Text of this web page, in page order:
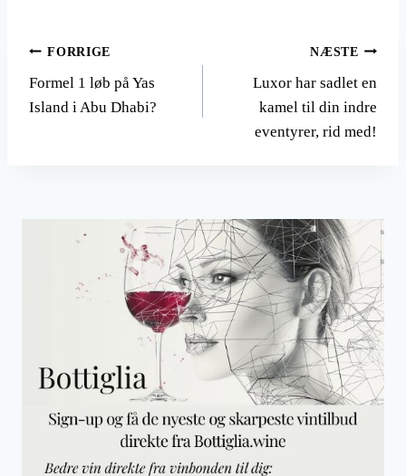
Indlægsnavigation
FORRIGE
Formel 1 løb på Yas
Island i Abu Dhabi?
NÆSTE
Luxor har sadlet en
kamel til din indre
eventyrer, rid med!